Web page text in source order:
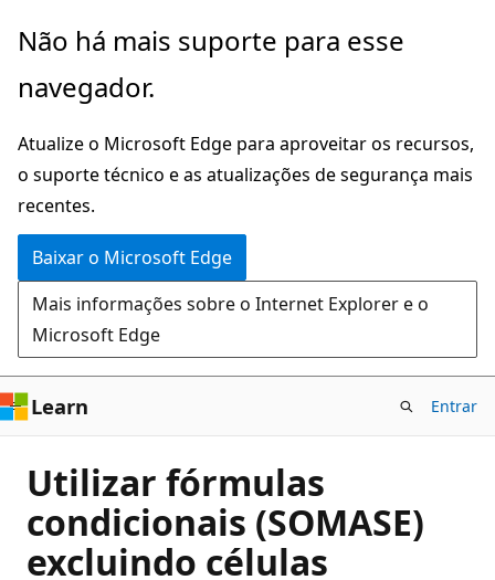
Pular
o
principal
Não há mais suporte para esse
navegador.
Atualize o Microsoft Edge para aproveitar os recursos,
o suporte técnico e as atualizações de segurança mais
recentes.
Baixar o Microsoft Edge
Mais informações sobre o Internet Explorer e o
Microsoft Edge
Learn Entrar
Utilizar fórmulas
condicionais (SOMASE)
excluindo células